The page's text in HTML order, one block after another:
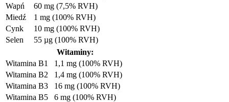
Wapń
60 mg (7,5% RVH)
Miedź
1 mg (100% RVH)
Cynk
10 mg (100% RVH)
Selen
55 µg (100% RVH)
Witaminy:
Witamina B1
1,1 mg (100% RVH)
Witamina B2
1,4 mg (100% RVH)
Witamina B3
16 mg (100% RVH)
Witamina B5
6 mg (100% RVH)